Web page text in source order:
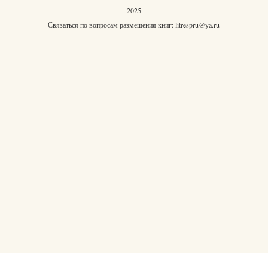
2025
Связаться по вопросам размещения книг:litrespru@ya.ru